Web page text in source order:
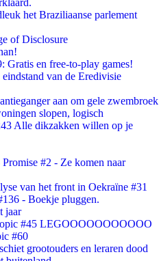
het Braziliaanse parlement
of Disclosure
Gratis en free-to-play games!
van de Eredivisie
aan om gele zwembroek
slopen, logisch
Alle dikzakken willen op je
#2 - Ze komen naar
van het front in Oekraïne #31
- Boekje pluggen.
jaar
#45 LEGOOOOOOOOOOO
#60
grootouders en leraren dood